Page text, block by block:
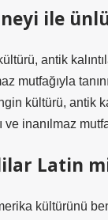
ile
antik
mutfağıyla
kültürü, antik
inanılmaz
Latin
kültürünü